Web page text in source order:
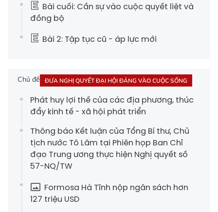
Bài cuối: Cần sự vào cuộc quyết liệt và
đồng bộ
Bài 2: Tập tục cũ - áp lực mới
Chủ đề ĐƯA NGHỊ QUYẾT ĐẠI HỘI ĐẢNG VÀO CUỘC SỐNG
Phát huy lợi thế của các địa phương, thúc
đẩy kinh tế - xã hội phát triển
Thông báo Kết luận của Tổng Bí thư, Chủ
tịch nước Tô Lâm tại Phiên họp Ban Chỉ
đạo Trung ương thực hiện Nghị quyết số
57-NQ/TW
Formosa Hà Tĩnh nộp ngân sách hơn
127 triệu USD